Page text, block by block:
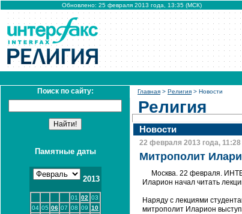
Обновлено: 25 февраля 2013 года, 13:35 (МСК)
Поиск по сайту:
Памятные даты
2013
01 02 03
04 05 06 07 08 09 10
Главная > Религия > Новости
Религия
Новости
22 февраля 2013 года, 11:28
Митрополит
Москва. 22 февраля.
Иларион начал читать
Наряду с лекциями
митрополит Иларион